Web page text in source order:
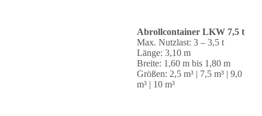
Abrollcontainer LKW 7,5 t
Max. Nutzlast: 3 – 3,5 t
Länge: 3,10 m
Breite: 1,60 m bis 1,80 m
Größen: 2,5 m³ | 7,5 m³ | 9,0
m³ | 10 m³